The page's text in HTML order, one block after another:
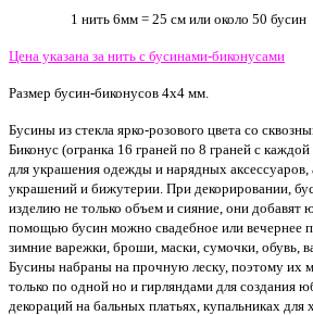
1 нить 6мм = 25 см или около 50 бусин
Цена указана за нить с бусинами-биконусами
Размер бусин-биконусов 4х4 мм.
Бусины из стекла ярко-розового цвета со
Биконус (огранка 16 граней по 8 граней с
для украшения одежды и нарядных аксессуаров,
украшений и бижутерии. При декорировании,
изделию не только объем и сияние, они добавят
помощью бусин можно свадебное или вечернее
зимние варежки, броши, маски, сумочки, обувь,
Бусины набраны на прочную леску, поэтому их
только по одной но и гирляндами для создания
декораций на бальных платьях, купальниках для